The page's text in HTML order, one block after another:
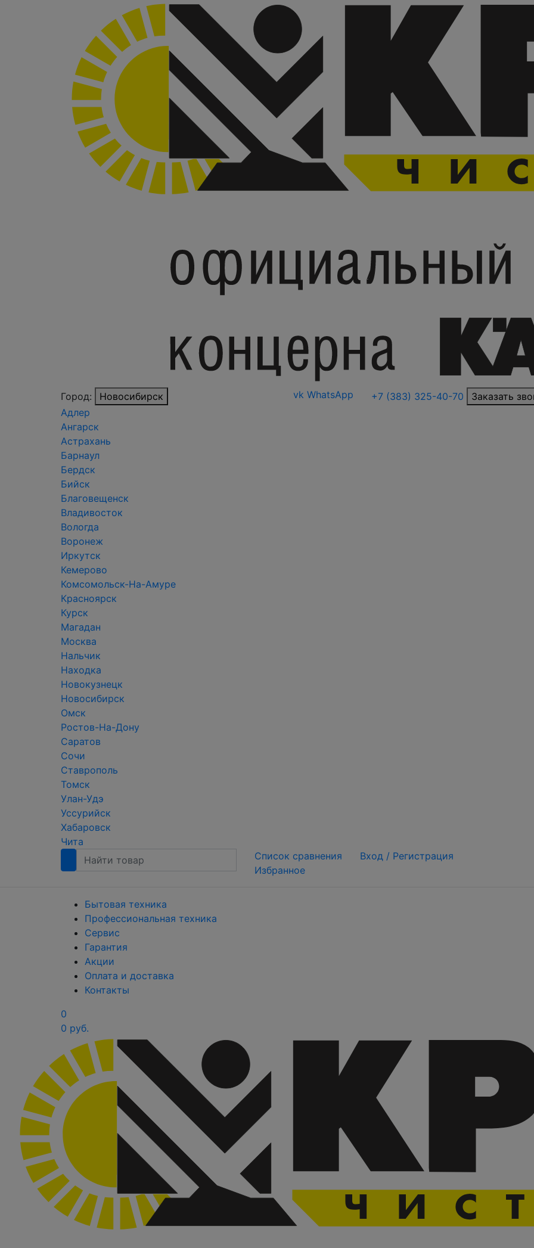
Город:
Новосибирск
Адлер
Ангарск
Астрахань
Барнаул
Бердск
Бийск
Благовещенск
Владивосток
Вологда
Воронеж
Иркутск
Кемерово
Комсомольск-На-Амуре
Красноярск
Курск
Магадан
Москва
Нальчик
Находка
Новокузнецк
Новосибирск
Омск
Ростов-На-Дону
Саратов
Сочи
Ставрополь
Томск
Улан-Удэ
Уссурийск
Хабаровск
Чита
vk WhatsApp +7 (383) 325-40-70 Заказать
Список сравнения
Избранное
Вход / Регистрация
Бытовая техника
Профессиональная техника
Сервис
Гарантия
Акции
Оплата и доставка
Контакты
0
0 руб.